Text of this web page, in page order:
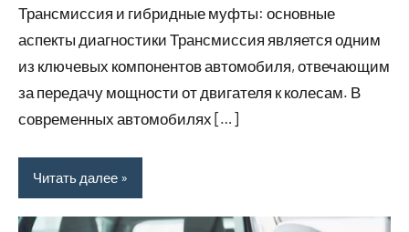
Трансмиссия и гибридные муфты: основные
аспекты диагностики Трансмиссия является одним
из ключевых компонентов автомобиля, отвечающим
за передачу мощности от двигателя к колесам. В
современных автомобилях […]
Читать далее